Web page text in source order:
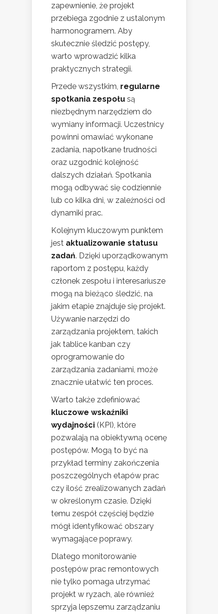
zapewnienie, że projekt
przebiega zgodnie z ustalonym
harmonogramem. Aby
skutecznie śledzić postępy,
warto wprowadzić kilka
praktycznych strategii.
Przede wszystkim, regularne
spotkania zespołu są
niezbędnym narzędziem do
wymiany informacji. Uczestnicy
powinni omawiać wykonane
zadania, napotkane trudności
oraz uzgodnić kolejność
dalszych działań. Spotkania
mogą odbywać się codziennie
lub co kilka dni, w zależności od
dynamiki prac.
Kolejnym kluczowym punktem
jest aktualizowanie statusu
zadań. Dzięki uporządkowanym
raportom z postępu, każdy
członek zespołu i interesariusze
mogą na bieżąco śledzić, na
jakim etapie znajduje się projekt.
Używanie narzędzi do
zarządzania projektem, takich
jak tablice kanban czy
oprogramowanie do
zarządzania zadaniami, może
znacznie ułatwić ten proces.
Warto także zdefiniować
kluczowe wskaźniki
wydajności (KPI), które
pozwalają na obiektywną ocenę
postępów. Mogą to być na
przykład terminy zakończenia
poszczególnych etapów prac
czy ilość zrealizowanych zadań
w określonym czasie. Dzięki
temu zespół częściej będzie
mógł identyfikować obszary
wymagające poprawy.
Dlatego monitorowanie
postępów prac remontowych
nie tylko pomaga utrzymać
projekt w ryzach, ale również
sprzyja lepszemu zarządzaniu